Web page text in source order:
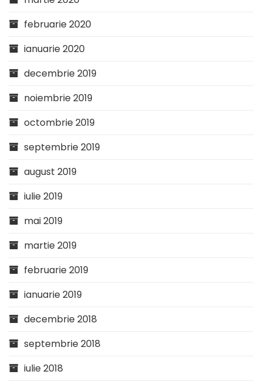
februarie 2020
ianuarie 2020
decembrie 2019
noiembrie 2019
octombrie 2019
septembrie 2019
august 2019
iulie 2019
mai 2019
martie 2019
februarie 2019
ianuarie 2019
decembrie 2018
septembrie 2018
iulie 2018